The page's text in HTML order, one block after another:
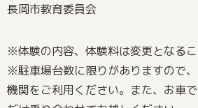
長岡市教育委員会
※体験の内容、体験料は変更となるこ
※駐車場台数に限りがありますので
機関をご利用ください。また、お車